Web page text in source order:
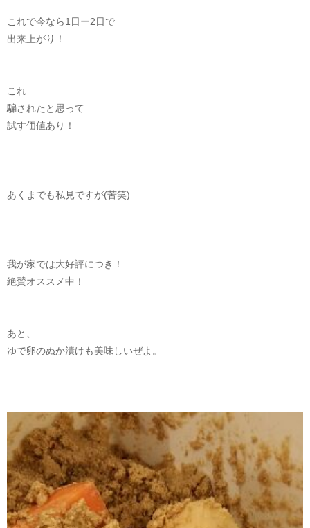
これで今なら1日ー2日で
出来上がり！
これ
騙されたと思って
試す価値あり！
あくまでも私見ですが(苦笑)
我が家では大好評につき！
絶賛オススメ中！
あと、
ゆで卵のぬか漬けも美味しいぜよ。